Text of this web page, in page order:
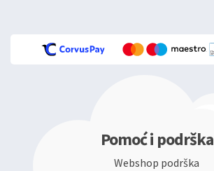
Pomoć i podrška
Webshop podrška